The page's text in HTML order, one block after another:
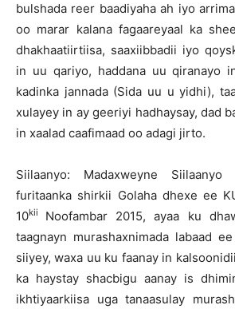
bulshada reer baadiyaha ah iyo
oo marar kalana fagaareyaal ka
dhakhaatiirtiisa, saaxiibbadii iyo
in uu qariyo, haddana uu qiranayo
kadinka jannada (Sida uu u yidhi),
xulayey in ay geeriyi hadhaysay, dad
in xaalad caafimaad oo adagi jirto.
Siilaanyo: Madaxweyne
furitaanka shirkii Golaha dhexe ee
10kii Noofambar 2015, ayaa ku
taagnayn murashaxnimada labaad
siiyey, waxa uu ku faanay in
ka haystay shacbigu aanay is
ikhtiyaarkiisa uga tanaasulay